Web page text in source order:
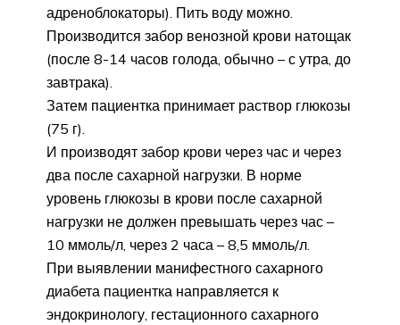
адреноблокаторы). Пить воду можно.
Производится забор венозной крови натощак
(после 8-14 часов голода, обычно – с утра, до
завтрака).
Затем пациентка принимает раствор глюкозы
(75 г).
И производят забор крови через час и через
два после сахарной нагрузки. В норме
уровень глюкозы в крови после сахарной
нагрузки не должен превышать через час –
10 ммоль/л, через 2 часа – 8,5 ммоль/л.
При выявлении манифестного сахарного
диабета пациентка направляется к
эндокринологу, гестационного сахарного